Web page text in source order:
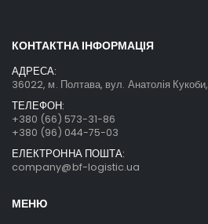
КОНТАКТНА ІНФОРМАЦІЯ
АДРЕСА:
36022, м. Полтава, вул. Анатолія
ТЕЛЕФОН:
+380 (66) 573-31-86
+380 (96) 044-75-03
ЕЛЕКТРОННА ПОШТА:
company@bf-logistic.ua
МЕНЮ